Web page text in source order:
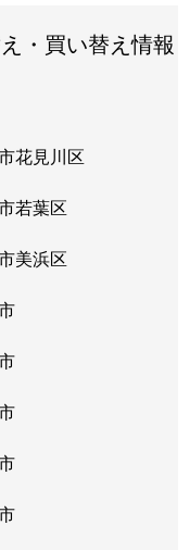
・買い替え情報
花見川区
若葉区
美浜区